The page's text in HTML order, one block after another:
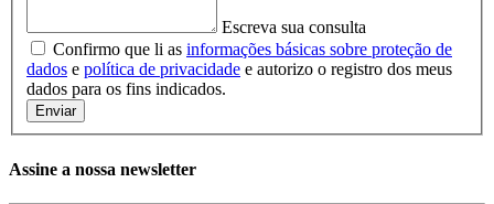
Escreva sua consulta
Confirmo que li as informações básicas sobre proteção de
dados e política de privacidade e autorizo ​​o registro dos meus
dados para os fins indicados.
Enviar
Assine a nossa newsletter